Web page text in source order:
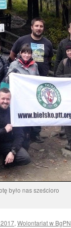
było nas sześcioro
, Wolontariat w BgPN